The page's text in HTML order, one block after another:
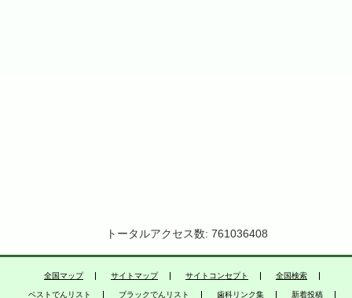
トータルアクセス数: 761036408
全国マップ サイトマップ サイトコンセプト 全国検索
ベストでんリスト ブラックでんリスト 歯科リンク集 新着投稿